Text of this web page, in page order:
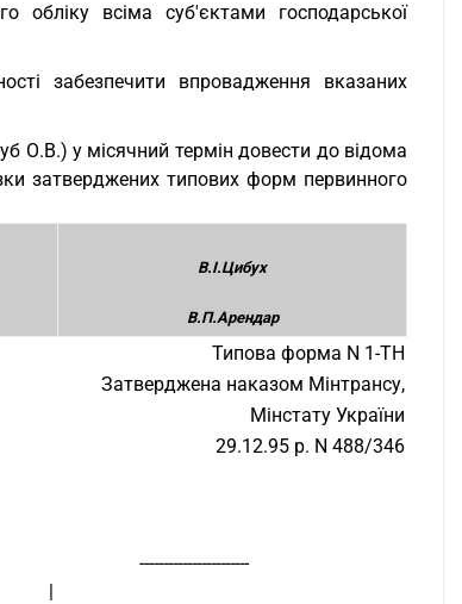
всіма суб'єктами господарської
забезпечити впровадження вказаних
О.В.) у місячний термін довести до відома
затверджених типових форм первинного
В.І.Цибух
В.П.Арендар
Типова форма N 1-ТН
Затверджена наказом Мінтрансу,
Мінстату України
29.12.95 р. N 488/346
-----------------------
|